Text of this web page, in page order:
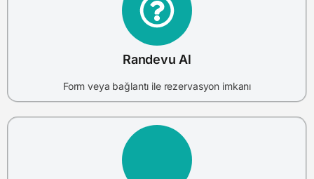
Randevu Al
Form veya bağlantı ile rezervasyon imkanı